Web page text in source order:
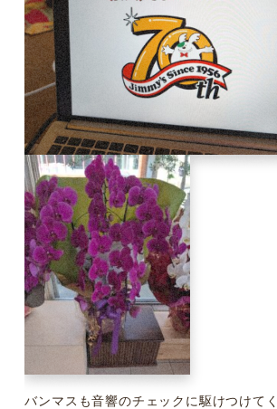
バンマスも音響のチェックに駆けつけて